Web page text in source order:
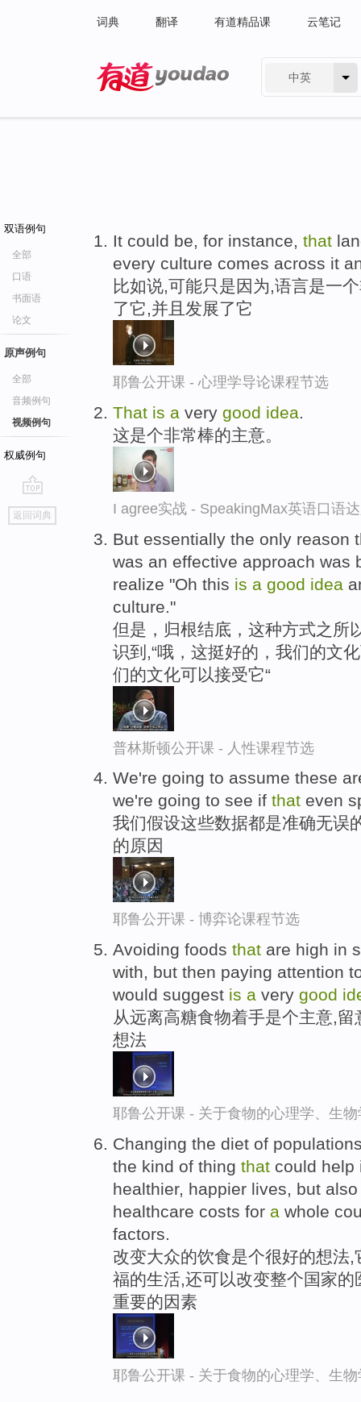
词典 翻译 有道精品课 云笔记
中英
双语例句
全部
口语
书面语
论文
原声例句
全部
音频例句
视频例句
权威例句
go
top
返回词典
It could be, for instance, that
every culture comes across it
比如说,可能只是因为,语言是一
了它,并且发展了它
耶鲁公开课 - 心理学导论课程节选
That is a very good idea.
这是个非常棒的主意。
I agree实战 - SpeakingMax英语口语
But essentially the only reason
was an effective approach was
realize "Oh this is a good idea
culture."
但是，归根结底，这种方式之所
识到,“哦，这挺好的，我们的文
们的文化可以接受它“
普林斯顿公开课 - 人性课程节选
We're going to assume these
we're going to see if that even
我们假设这些数据都是准确无误
的原因
耶鲁公开课 - 博弈论课程节选
Avoiding foods that are high in
with, but then paying attention
would suggest is a very good
从远离高糖食物着手是个主意,
想法
耶鲁公开课 - 关于食物的心理学、生
Changing the diet of
the kind of thing that could help
healthier, happier lives, but
healthcare costs for a whole
factors.
改变大众的饮食是个很好的想法
福的生活,还可以改变整个国家
重要的因素
耶鲁公开课 - 关于食物的心理学、生